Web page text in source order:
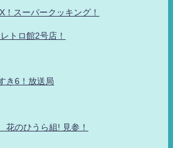
！スーパークッキング！
トロ館2号店！
き6！放送局
のひうら組! 見参！